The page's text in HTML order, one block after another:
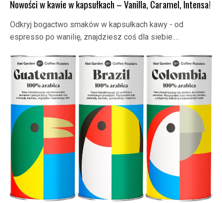
Nowości w kawie w kapsułkach – Vanilla, Caramel, Intensa!
Odkryj bogactwo smaków w kapsułkach kawy - od
espresso po wanilię, znajdziesz coś dla siebie.…